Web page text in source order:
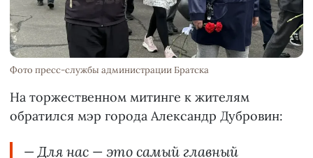
Фото пресс-службы администрации Братска
На торжественном митинге к жителям
обратился мэр города Александр Дубровин:
— Для нас — это самый главный